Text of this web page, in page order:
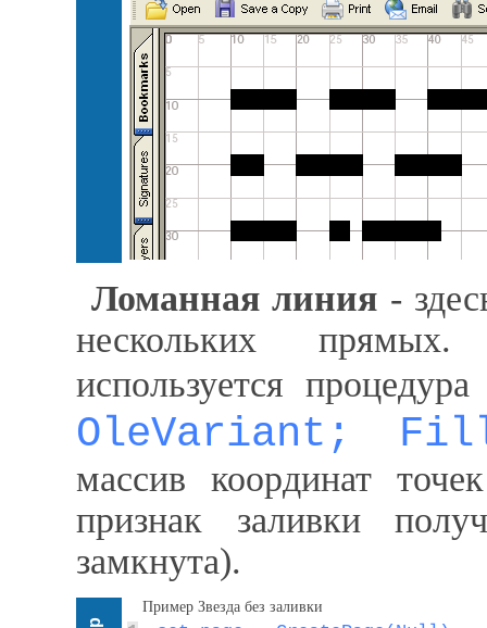
Ломанная линия -
нескольких
используется
OleVariant;
массив координат
признак заливки
замкнута).
Пример Звезда без заливки